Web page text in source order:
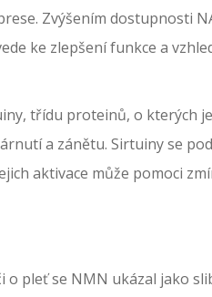
Zvýšením dostupnosti
ke zlepšení funkce a
třídu proteinů, o kterých je
a zánětu. Sirtuiny se
aktivace může pomoci
pleť se NMN ukázal jako